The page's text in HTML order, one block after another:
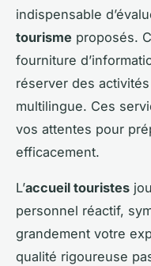
indispensable
tourisme proposés.
fourniture
réserver des
multilingue. Ces
vos attentes pour
efficacement.
L’accueil touristes
personnel réactif,
grandement votre
qualité rigoureuse